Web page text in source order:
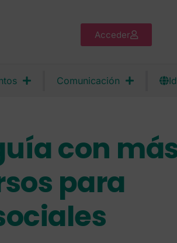
Acceder
Comunicación
con
para